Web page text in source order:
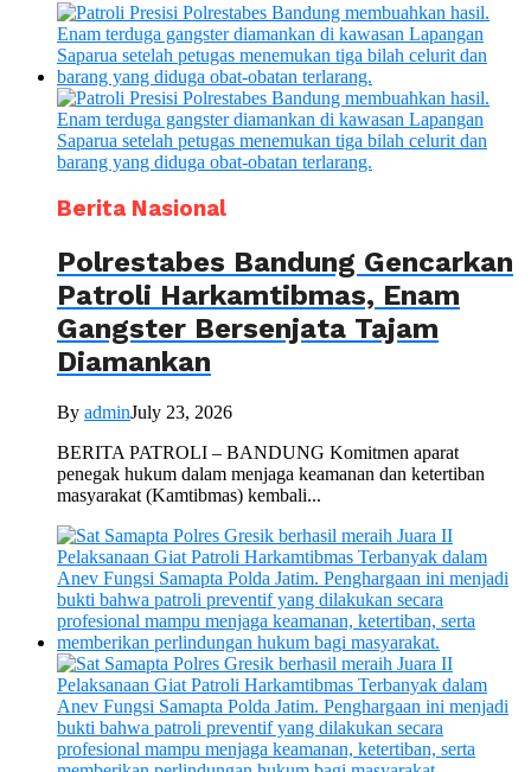
Berita Nasional
Polrestabes Bandung Gencarkan
Patroli Harkamtibmas, Enam
Gangster Bersenjata Tajam
Diamankan
By adminJuly 23, 2026
BERITA PATROLI – BANDUNG Komitmen aparat
penegak hukum dalam menjaga keamanan dan ketertiban
masyarakat (Kamtibmas) kembali...